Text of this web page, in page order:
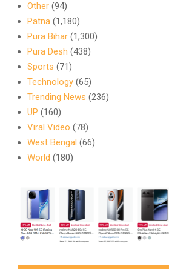
Other (94)
Patna (1,180)
Pura Bihar (1,300)
Pura Desh (438)
Sports (71)
Technology (65)
Trending News (236)
UP (160)
Viral Video (78)
West Bengal (66)
World (180)